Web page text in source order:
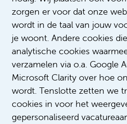
zorgen er voor dat onze
wordt in de taal van jouw
je woont. Andere cookies
analytische cookies
verzamelen via o.a. Google
Microsoft Clarity over hoe
wordt. Tenslotte zetten we
cookies in voor het
gepersonaliseerd